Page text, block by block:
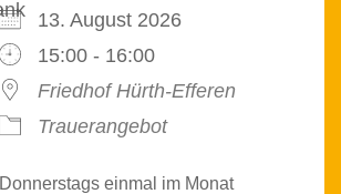
13. August 2026
15:00 - 16:00
Friedhof Hürth-Efferen
Trauerangebot
Donnerstags einmal im Monat